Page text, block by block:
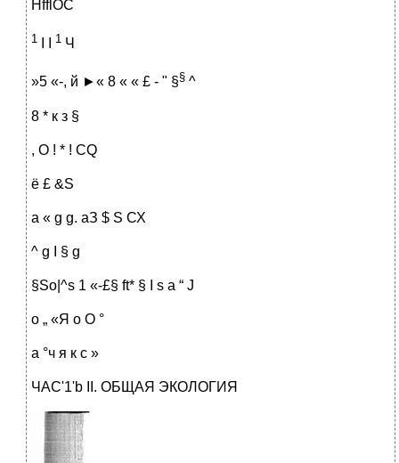
HfflOC
1 1 Ч
»5 «-, й ►« 8 « « £ - " §§ ^
8 * к з §
, О ! * ! CQ
ё £ &S
a « g g. аЗ $ S СХ
^ g I § g
§So|^s 1 «-£§ ft* § I s a “ Ј
о „ «Я о О °
а °ч я к с »
ЧАС'1'b II. ОБЩАЯ ЭКОЛОГИЯ